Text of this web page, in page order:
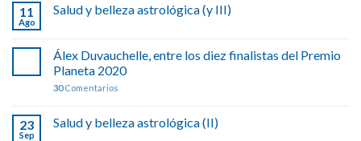
11
Ago
Salud y belleza astrológica (y III)
Álex Duvauchelle, entre los diez finalistas del Premio
Planeta 2020
30Comentarios
23
Sep
Salud y belleza astrológica (II)